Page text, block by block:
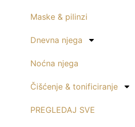
Maske & pilinzi
Dnevna njega
Noćna njega
Čišćenje & tonificiranje
PREGLEDAJ SVE